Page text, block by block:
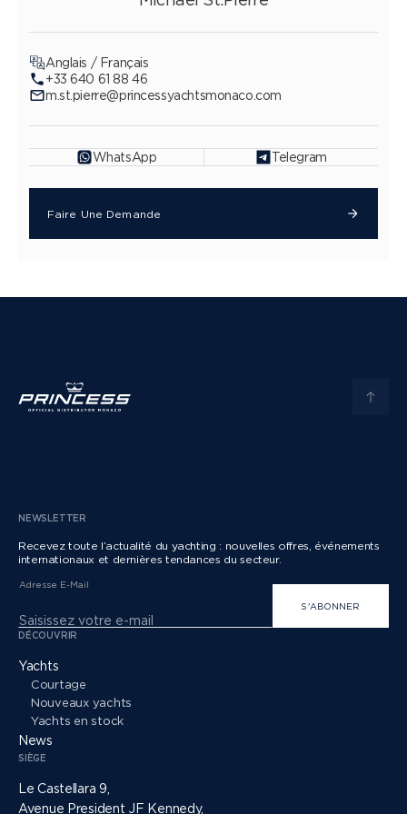
Anglais / Français
+33 640 61 88 46
m.st.pierre@princessyachtsmonaco.com
WhatsApp Telegram
Faire Une Demande
NEWSLETTER
Recevez toute l’actualité du yachting : nouvelles offres, événements
internationaux et dernières tendances du secteur.
Adresse E-Mail
S'ABONNER
DÉCOUVRIR
Yachts
Courtage
Nouveaux yachts
Yachts en stock
News
SIÈGE
Le Castellara 9,
Avenue President JF Kennedy,